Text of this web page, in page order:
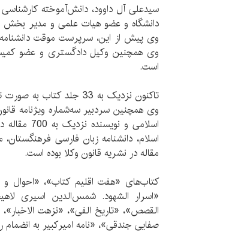
سیدعلی آل داوود، دانش‌آموخته
دانشگاه و عضو هیات علمی و مدیر بخش
وی پیش از این، سرپرست موقت
وی همچنین وکیل دادگستری و عضو
است.
تاکنون نزدیک به 33 جلد
وی همچنین سردبیر سه‌شماره ویژنامه
اسلامی و
اسلام، دانشنامه زبان فارسی
مقاله در نشریه قانون وکلا بوده است.
کتاب‌های «هفت اقلیم کتاب»، «احوال
«اسرار الشهود. شمس‌الدین اسیری
القصص»، «تاریخ الفی»، «نزهت
صفایی جندقی»، «نامه امیرکبیر به انضمام